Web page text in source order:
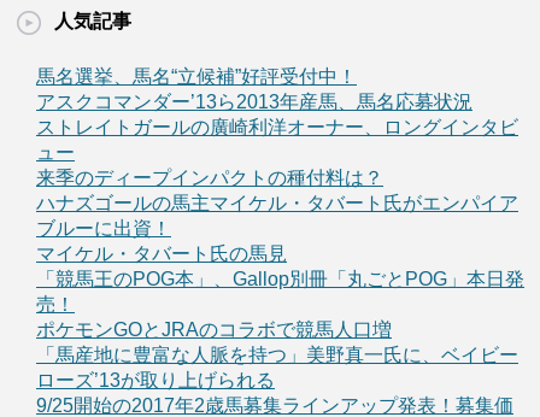
人気記事
馬名選挙、馬名“立候補”好評受付中！
アスクコマンダー’13ら2013年産馬、馬名応募状況
ストレイトガールの廣崎利洋オーナー、ロングインタビ
ュー
来季のディープインパクトの種付料は？
ハナズゴールの馬主マイケル・タバート氏がエンパイア
ブルーに出資！
マイケル・タバート氏の馬見
「競馬王のPOG本」、Gallop別冊「丸ごとPOG」本日発
売！
ポケモンGOとJRAのコラボで競馬人口増
「馬産地に豊富な人脈を持つ」美野真一氏に、ベイビー
ローズ’13が取り上げられる
9/25開始の2017年2歳馬募集ラインアップ発表！募集価